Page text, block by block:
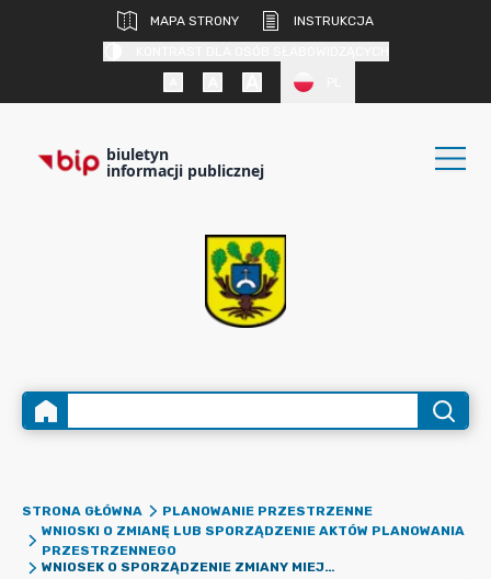
MAPA STRONY
INSTRUKCJA
biuletyn
informacji publicznej
STRONA GŁÓWNA
PLANOWANIE PRZESTRZENNE
WNIOSKI O ZMIANĘ LUB SPORZĄDZENIE AKTÓW PLANOWANIA
PRZESTRZENNEGO
WNIOSEK O SPORZĄDZENIE ZMIANY MIEJSCOWEGO PLANU ZAGOSPODAROWANIA PRZESTRZENNEGO ZAKRZEWO, UL. DŁUGA, WIĄZOWA, DZ. 44/50 I 44/67, 2026-06-12